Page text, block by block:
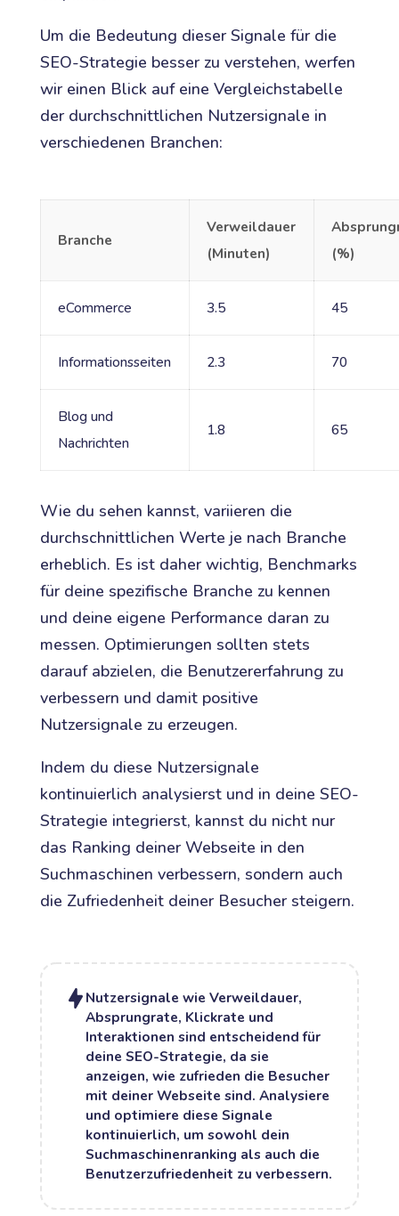
Um die Bedeutung dieser Signale für die
SEO-Strategie besser zu verstehen, werfen
wir einen Blick auf eine Vergleichstabelle
der durchschnittlichen Nutzersignale in
verschiedenen Branchen:
Branche
Verweildauer
(Minuten)
(%)
eCommerce 3.5 45
Informationsseiten 2.3 70
Blog und
Nachrichten
1.8 65
Wie du sehen kannst, variieren die
durchschnittlichen Werte je nach Branche
erheblich. Es ist daher wichtig, Benchmarks
für deine spezifische Branche zu kennen
und deine eigene Performance daran zu
messen. Optimierungen sollten stets
darauf abzielen, die Benutzererfahrung zu
verbessern und damit positive
Nutzersignale zu erzeugen.
Indem du diese Nutzersignale
kontinuierlich analysierst und in deine SEO-
Strategie integrierst, kannst du nicht nur
das Ranking deiner Webseite in den
Suchmaschinen verbessern, sondern auch
die Zufriedenheit deiner Besucher steigern.
Nutzersignale wie Verweildauer,
Absprungrate, Klickrate und
Interaktionen sind entscheidend für
deine SEO-Strategie, da sie
anzeigen, wie zufrieden die Besucher
mit deiner Webseite sind. Analysiere
und optimiere diese Signale
kontinuierlich, um sowohl dein
Suchmaschinenranking als auch die
Benutzerzufriedenheit zu verbessern.